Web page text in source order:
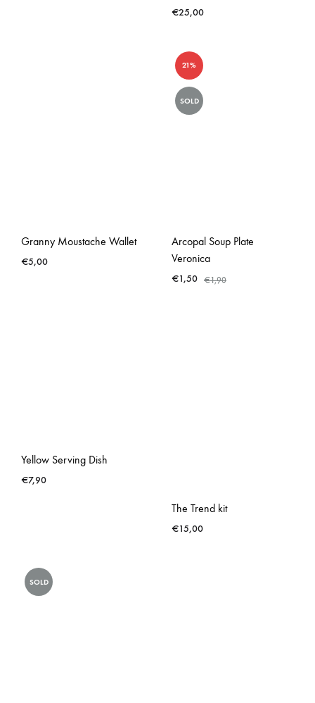
€25,00
Granny Moustache Wallet
€5,00
21%
SOLD
Arcopal Soup Plate
Veronica
€1,50 €1,90
Yellow Serving Dish
€7,90
The Trend kit
€15,00
SOLD